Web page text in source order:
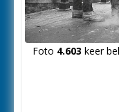
Foto 4.603 keer